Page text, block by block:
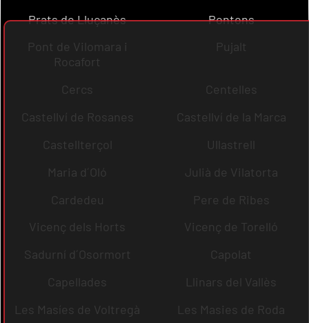
Prats de Lluçanès
Pontons
Pont de Vilomara i
Rocafort
Pujalt
Cercs
Centelles
Castellví de Rosanes
Castellví de la Marca
Castellterçol
Ullastrell
Maria d´Oló
Julià de Vilatorta
Cardedeu
Pere de Ribes
Vicenç dels Horts
Vicenç de Torelló
Sadurní d´Osormort
Capolat
Capellades
Llinars del Vallès
Les Masíes de Voltregà
Les Masies de Roda